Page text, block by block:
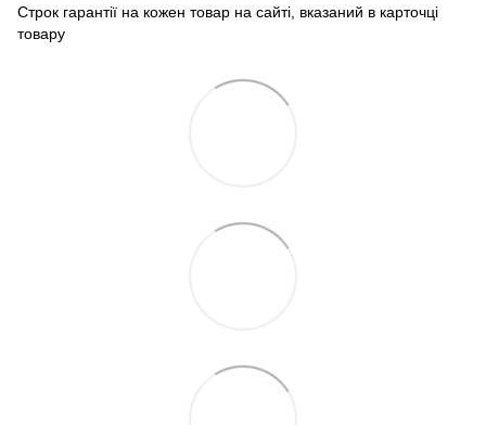
Строк гарантії на кожен товар на сайті, вказаний в карточці
товару